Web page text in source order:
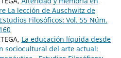
La lección de Auschwitz de
Estudios Filosóficos: Vol. 55 Núm.
La educación líquida desde
sociocultural del arte actual: